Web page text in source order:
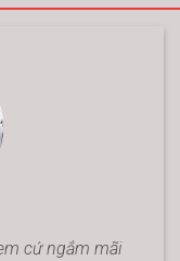
cứ ngắm mãi